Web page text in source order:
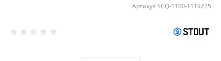
Артикул SCQ-1100-1119225